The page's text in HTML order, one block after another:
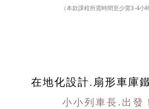
（本款課程所需時間至少需3-4小
在地化設計.扇形車庫
小小列車長.出發！